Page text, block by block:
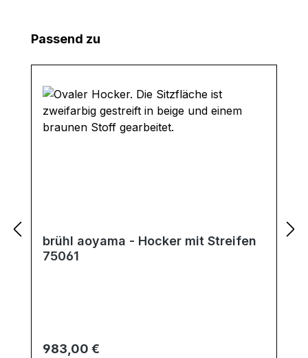
Produktgalerie überspringen
Passend zu
brühl aoyama - Hocker mit Streifen
75061
Regulärer Preis:
983,00 €